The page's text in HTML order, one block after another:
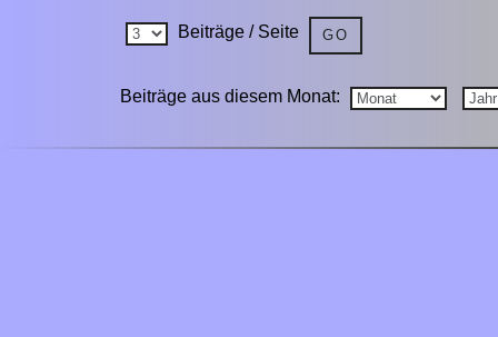
Beiträge / Seite
Beiträge aus diesem Monat: